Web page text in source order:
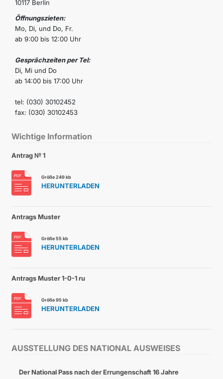
AUSSTELLUNG DES NATIONAL AUSWEISES
Der National Pass nach der Errungenschaft 16 Jahre
10117 Berlin
Öffnungszieten:
Mo, Di, und Do, Fr.
ab 9:00 bis 12:00 Uhr
Gesprächzeiten per Tel:
Di, Mi und Do
ab 14:00 bis 17:00 Uhr
tel: (030) 30102452
fax: (030) 30102453
Wichtige Information
Antrag № 1
Größe 249 kb
HERUNTERLADEN
Antrags Muster
Größe 55 kb
HERUNTERLADEN
Antrags Muster 1-0-1 ru
Größe 95 kb
HERUNTERLADEN